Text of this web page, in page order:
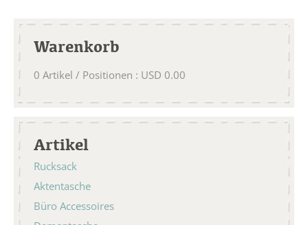
Warenkorb
0 Artikel / Positionen : USD 0.00
Artikel
Rucksack
Aktentasche
Büro Accessoires